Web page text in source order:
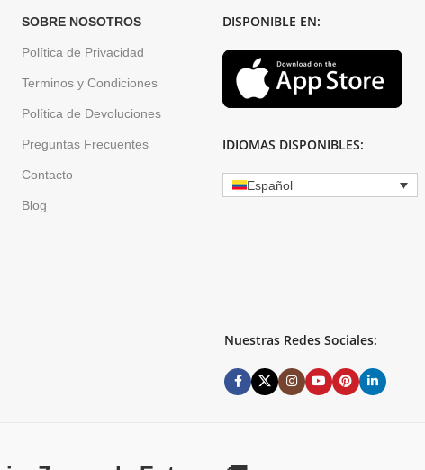
SOBRE NOSOTROS
Política de Privacidad
Terminos y Condiciones
Política de Devoluciones
Preguntas Frecuentes
Contacto
Blog
DISPONIBLE EN:
IDIOMAS DISPONIBLES:
Español
Nuestras Redes Sociales: